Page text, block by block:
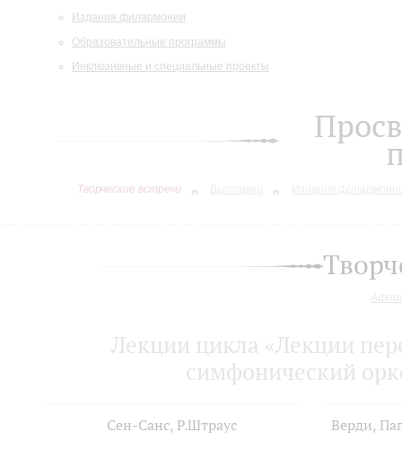
Издания филармонии
Образовательные программы
Инклюзивные и специальные проекты
Творческие встречи
Лекции цикла «Лекции
симфонический
Сен-Санс, Р.Штраус Верди,